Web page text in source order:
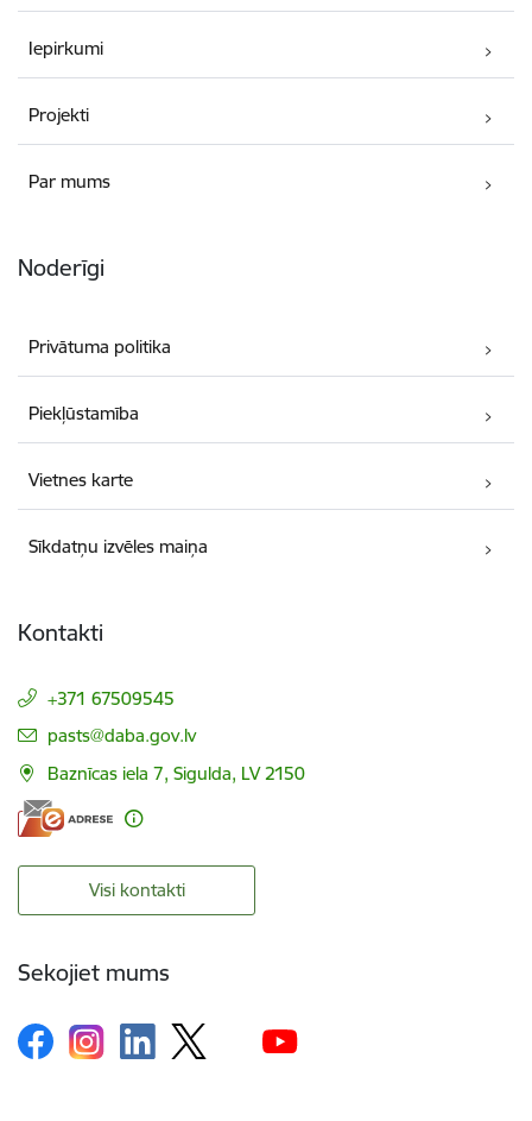
Iepirkumi
Projekti
Par mums
Noderīgi
Privātuma politika
Piekļūstamība
Vietnes karte
Sīkdatņu izvēles maiņa
Kontakti
+371 67509545
E-pasts:
pasts@daba.gov.lv
Baznīcas iela 7, Sigulda, LV 2150
Visi kontakti
Sekojiet mums